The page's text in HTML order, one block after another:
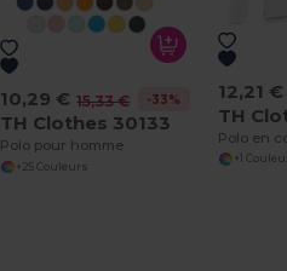
10,29 € 15,33 € -33%
TH Clothes 30133
Polo pour homme
+25 Couleurs
12,21 €
TH
+1